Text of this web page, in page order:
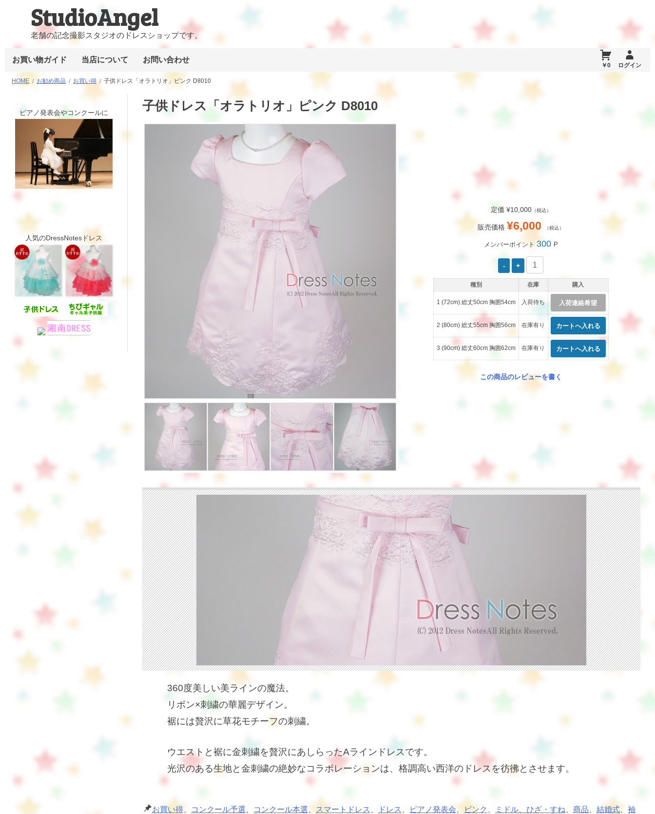
StudioAngel
老舗の記念撮影スタジオのドレスショップです。
お買い物ガイド 当店について お問い合わせ
￥0 ログイン
HOME お勧め商品 お買い得 子供ドレス「オラトリオ」ピンク D8010
子供ドレス「オラトリオ」ピンク D8010
定価 ¥10,000（税込）
販売価格 ¥6,000 （税込）
メンバーポイント 300 P
種別 在庫 購入
1 (72cm) 総丈50cm 胸囲54cm 入荷待ち 入荷連絡希望
2 (80cm) 総丈55cm 胸囲56cm 在庫有り
3 (90cm) 総丈60cm 胸囲62cm 在庫有り
この商品のレビューを書く
360度美しい美ラインの魔法。
リボン×刺繍の華麗デザイン。
裾には贅沢に草花モチーフの刺繍。
ウエストと裾に金刺繍を贅沢にあしらったAラインドレスです。
光沢のある生地と金刺繍の絶妙なコラボレーションは、格調高い西洋のドレスを彷彿とさせます。
お買い得 コンクール予選、 コンクール本選 スマートドレス ドレス ピアノ発表会 ピンク ミドル、ひざ・すね 商品 結婚式
袖
ピアノ発表会やコンクールに
人気のDressNotesドレス